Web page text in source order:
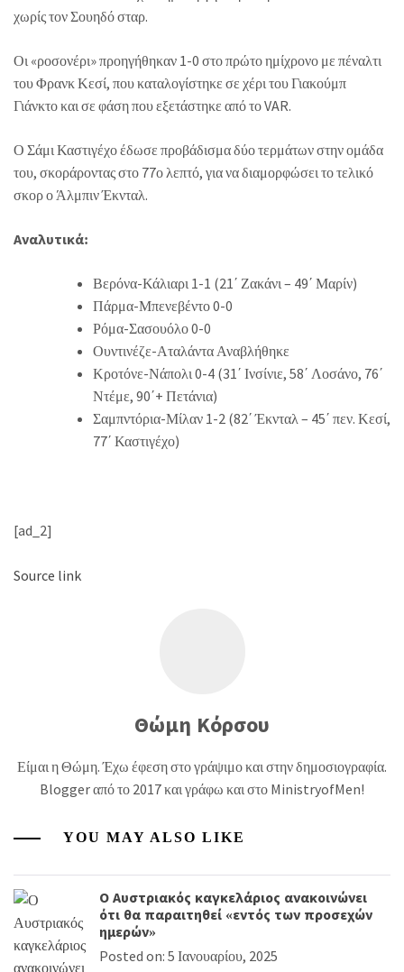
χωρίς τον Σουηδό σταρ.
Οι «ροσονέρι» προηγήθηκαν 1-0 στο πρώτο ημίχρονο με πέναλτι
του Φρανκ Κεσί, που καταλογίστηκε σε χέρι του Γιακούμπ
Γιάνκτο και σε φάση που εξετάστηκε από το VAR.
Ο Σάμι Καστιγέχο έδωσε προβάδισμα δύο τερμάτων στην ομάδα
του, σκοράροντας στο 77ο λεπτό, για να διαμορφώσει το τελικό
σκορ ο Άλμπιν Έκνταλ.
Αναλυτικά:
Βερόνα-Κάλιαρι 1-1 (21΄ Ζακάνι – 49΄ Μαρίν)
Πάρμα-Μπενεβέντο 0-0
Ρόμα-Σασουόλο 0-0
Ουντινέζε-Αταλάντα Αναβλήθηκε
Κροτόνε-Νάπολι 0-4 (31΄ Ινσίνιε, 58΄ Λοσάνο, 76΄
Ντέμε, 90΄+ Πετάνια)
Σαμπντόρια-Μίλαν 1-2 (82΄ Έκνταλ – 45΄ πεν. Κεσί,
77΄ Καστιγέχο)
[ad_2]
Source link
Θώμη Κόρσου
Είμαι η Θώμη. Έχω έφεση στο γράψιμο και στην δημοσιογραφία.
Blogger από το 2017 και γράφω και στο MinistryofMen!
YOU MAY ALSO LIKE
Ο Αυστριακός καγκελάριος ανακοινώνει
ότι θα παραιτηθεί «εντός των προσεχών
ημερών»
Posted on: 5 Ιανουαρίου, 2025